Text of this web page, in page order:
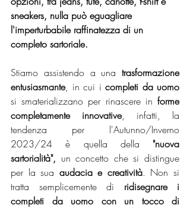
sneakers, nulla può eguagliare
l'imperturbabile raffinatezza di un
completo sartoriale.
Stiamo assistendo a una trasformazione
entusiasmante, in cui i completi da uomo
si smaterializzano per rinascere in forme
completamente innovative, infatti, la
tendenza per l'Autunno/Inverno
2023/24 è quella della "nuova
sartorialità", un concetto che si distingue
per la sua audacia e creatività. Non si
tratta semplicemente di ridisegnare i
completi da uomo con un tocco di